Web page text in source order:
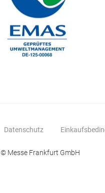
Datenschutz
© Messe Frankfurt GmbH